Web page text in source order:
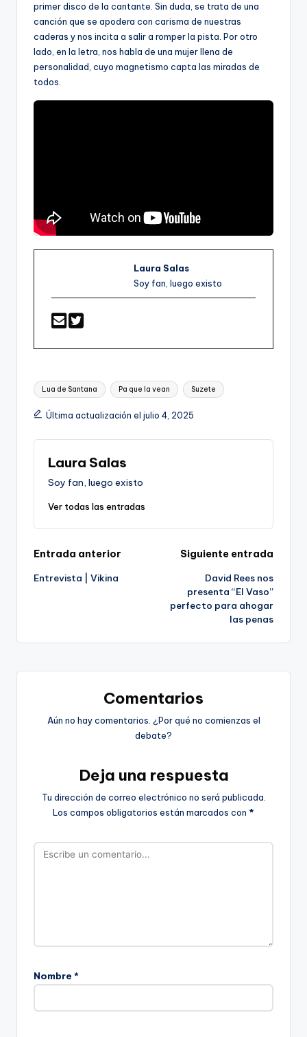
primer disco de la cantante. Sin duda, se trata de una
canción que se apodera con carisma de nuestras
caderas y nos incita a salir a romper la pista. Por otro
lado, en la letra, nos habla de una mujer llena de
personalidad, cuyo magnetismo capta las miradas de
todos.
Laura Salas
Soy fan, luego existo
Etiquetas:
Lua de Santana Pa que la vean Suzete
Última actualización el julio 4, 2025
Laura Salas
Soy fan, luego existo
Ver todas las entradas
Navegación
de
Entrada anterior
Entrevista | Vikina
Siguiente entrada
David Rees nos
presenta “El Vaso”
perfecto para ahogar
las penas
Comentarios
Aún no hay comentarios. ¿Por qué no comienzas el
debate?
Deja una respuesta
Tu dirección de correo electrónico no será publicada.
Los campos obligatorios están marcados con *
Nombre *